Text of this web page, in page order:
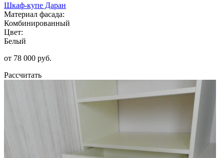
Шкаф-купе Даран
Материал фасада:
Комбинированный
Цвет:
Белый
от 78 000 руб.
Рассчитать